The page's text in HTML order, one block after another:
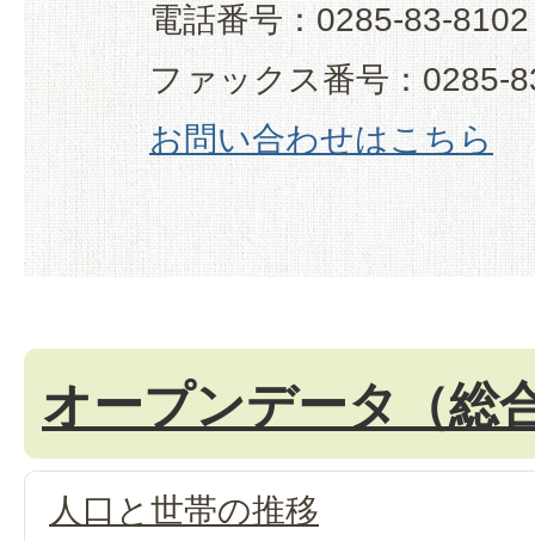
電話番号：0285-83-8102
ファックス番号：0285-
お問い合わせはこちら
オープンデータ（総
人口と世帯の推移